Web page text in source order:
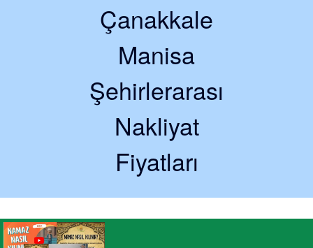
Çanakkale
Manisa
Şehirlerarası
Nakliyat
Fiyatları